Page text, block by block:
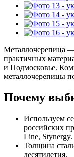
Металлочерепица
практичных
и Подмосковье.
металлочерепицы
Почему
Используем
российских
Line, Stynergy.
Толщина
десятилетия.